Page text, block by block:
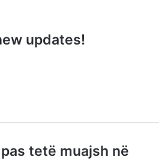
updates!
tetë muajsh në